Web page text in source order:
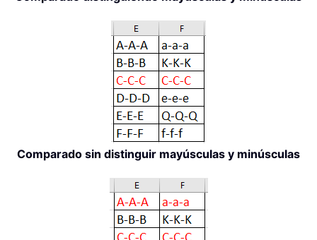
Comparado sin distinguir mayúsculas y minúsculas